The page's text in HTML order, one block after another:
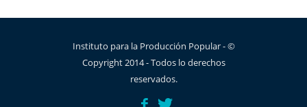
Instituto para la Producción Popular - ©
Copyright 2014 - Todos lo derechos
reservados.